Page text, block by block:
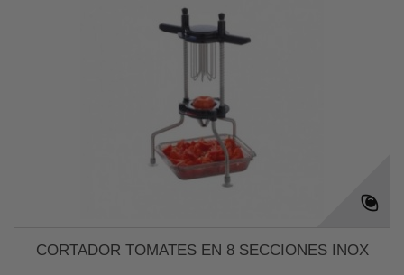
CORTADOR TOMATES EN 8 SECCIONES INOX